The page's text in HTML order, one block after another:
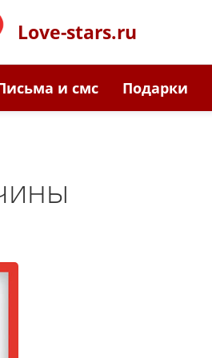
Love-stars.ru
и смс Подарки